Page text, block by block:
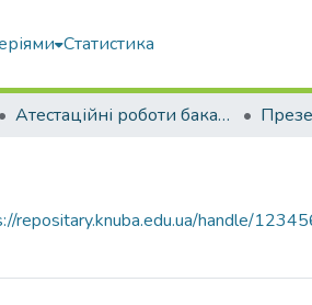
Статистика
Атестаційні роботи бакалаврів
repositary.knuba.edu.ua/handle/